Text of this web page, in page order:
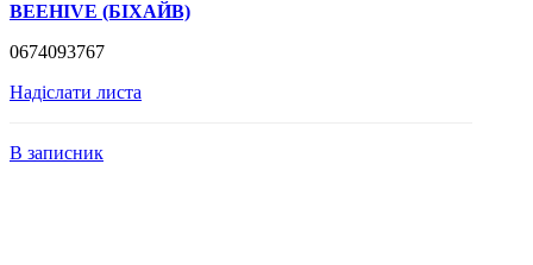
BEEHIVE (БІХАЙВ)
0674093767
Надіслати листа
В записник